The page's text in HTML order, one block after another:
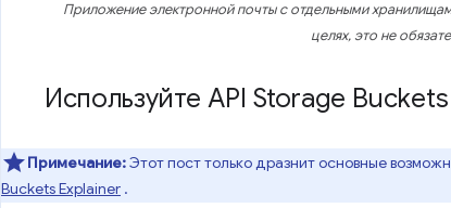
Приложение электронной почты с отдельными
целях, это не
Используйте API Storage Buckets
Примечание:Этот пост только дразнит основные
Buckets Explainer .